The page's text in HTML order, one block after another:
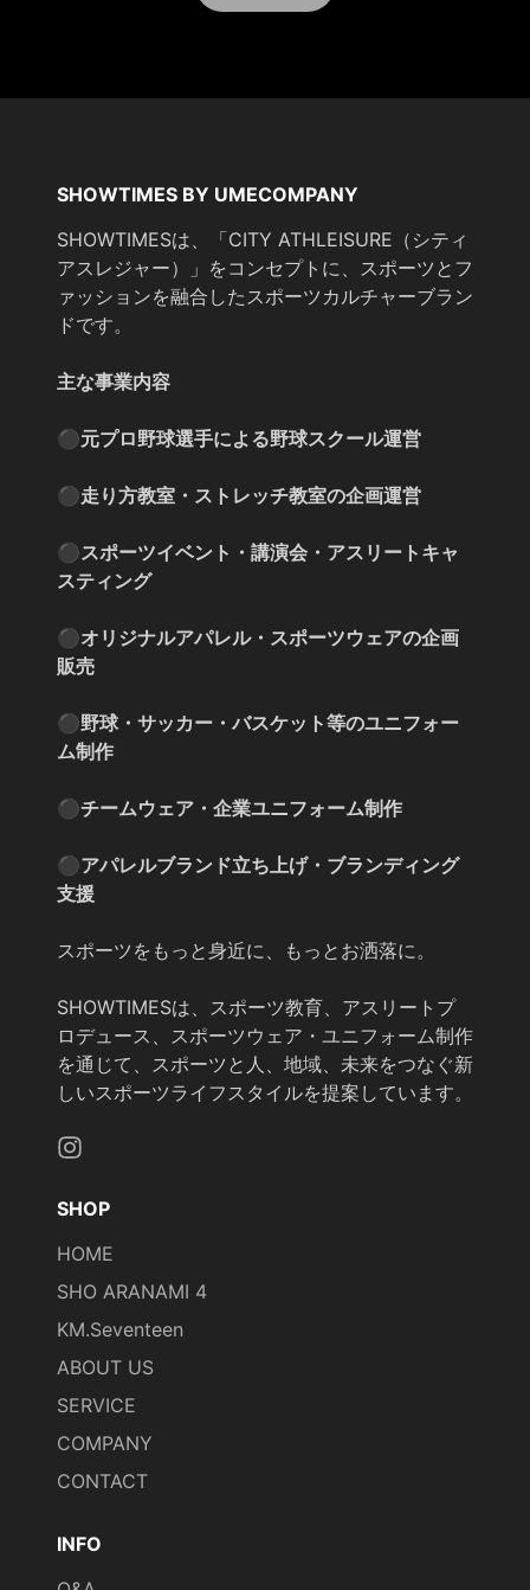
SHOWTIMES BY UMECOMPANY
SHOWTIMESは、「CITY ATHLEISURE（シティ
アスレジャー）」をコンセプトに、スポーツとフ
ァッションを融合したスポーツカルチャーブラン
ドです。
主な事業内容
⚫︎元プロ野球選手による野球スクール運営
⚫︎走り方教室・ストレッチ教室の企画運営
⚫︎スポーツイベント・講演会・アスリートキャ
スティング
⚫︎オリジナルアパレル・スポーツウェアの企画
販売
⚫︎野球・サッカー・バスケット等のユニフォー
ム制作
⚫︎チームウェア・企業ユニフォーム制作
⚫︎アパレルブランド立ち上げ・ブランディング
支援
スポーツをもっと身近に、もっとお洒落に。
SHOWTIMESは、スポーツ教育、アスリートプ
ロデュース、スポーツウェア・ユニフォーム制作
を通じて、スポーツと人、地域、未来をつなぐ新
しいスポーツライフスタイルを提案しています。
SHOP
HOME
SHO ARANAMI 4
KM.Seventeen
ABOUT US
SERVICE
COMPANY
CONTACT
INFO